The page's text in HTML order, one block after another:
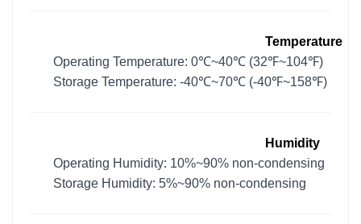
Temperature
Operating Temperature: 0℃~40℃ (32℉~104℉)
Storage Temperature: -40℃~70℃ (-40℉~158℉)
Humidity
Operating Humidity: 10%~90% non-condensing
Storage Humidity: 5%~90% non-condensing